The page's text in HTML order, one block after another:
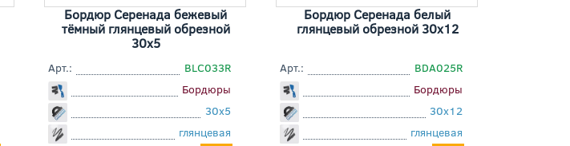
Бордюр Серенада бежевый
тёмный глянцевый обрезной
30x5
Арт.:
BLC033R
Бордюры
30x5
глянцевая
Бордюр Серенада белый
глянцевый обрезной 30x12
Арт.:
BDA025R
Бордюры
30x12
глянцевая